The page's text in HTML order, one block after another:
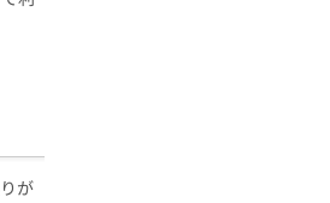
が